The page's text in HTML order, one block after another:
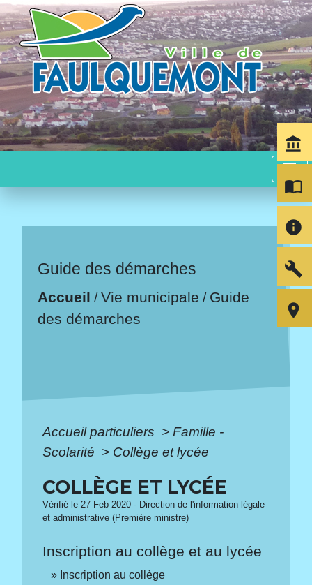
menu
Guide des démarches
Accueil /Vie municipale / Guide
des démarches
Accueil particuliers > Famille -
Scolarité > Collège et lycée
COLLÈGE ET LYCÉE
Vérifié le 27 Feb 2020 - Direction de l'information légale
et administrative (Première ministre)
Inscription au collège et au lycée
Inscription au collège
account_balance
import_contacts
info
build
room